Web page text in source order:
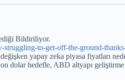
Bildiriliyor.
struggling-to-get-off-the-ground-
yapay zeka piyasa fiyatları
dolar hedefle, ABD altyapı